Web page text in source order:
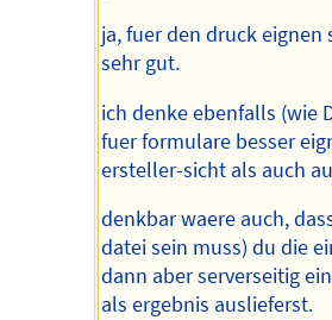
ja, fuer den druck
sehr gut.
ich denke ebenfalls (wie
fuer formulare besser
ersteller-sicht als auch
denkbar waere auch,
datei sein muss) du die
dann aber serverseitig
als ergebnis auslieferst.